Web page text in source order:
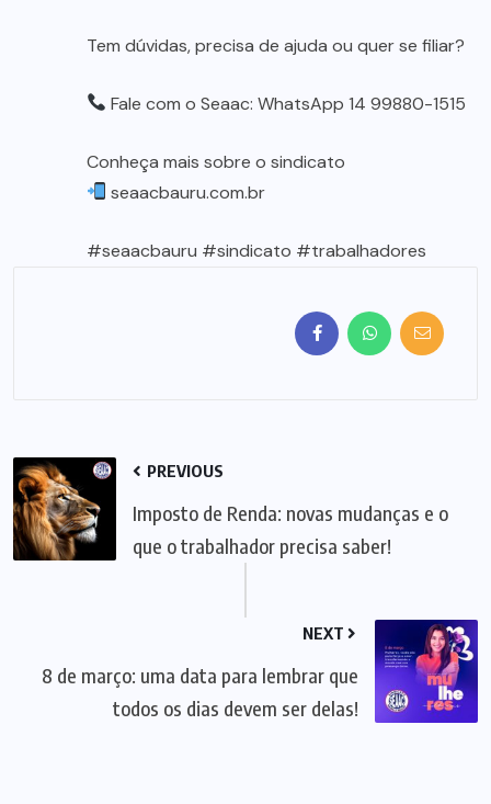
Tem dúvidas, precisa de ajuda ou quer se filiar?
Fale com o Seaac: WhatsApp 14 99880-1515
Conheça mais sobre o sindicato
seaacbauru.com.br
#seaacbauru #sindicato #trabalhadores
PREVIOUS
Imposto de Renda: novas mudanças e o
que o trabalhador precisa saber!
NEXT
8 de março: uma data para lembrar que
todos os dias devem ser delas!